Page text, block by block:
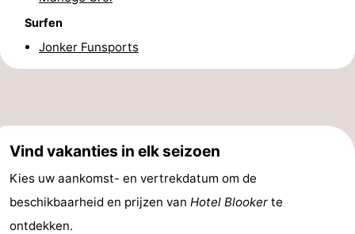
Binnenspeeltuinen
-
Minigolfbanen
Wellness
Surfen
Jonker Funsports
Vind vakanties in elk seizoen
Kies uw aankomst- en vertrekdatum om de
beschikbaarheid en prijzen van Hotel Blooker te
ontdekken.